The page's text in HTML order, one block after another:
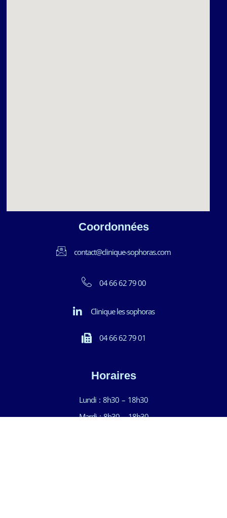
Coordonnées
contact@clinique-sophoras.com
04 66 62 79 00
Clinique les sophoras
04 66 62 79 01
Horaires
Lundi : 8h30 – 18h30
Mardi : 8h30 – 18h30